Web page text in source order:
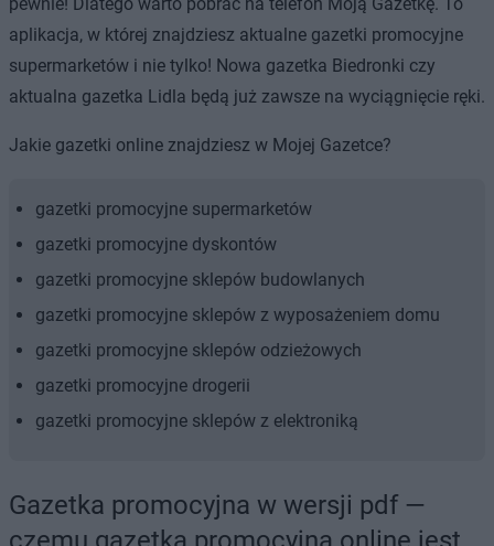
aplikacja, w której znajdziesz aktualne gazetki promocyjne
supermarketów i nie tylko! Nowa gazetka Biedronki czy
aktualna gazetka Lidla będą już zawsze na wyciągnięcie ręki.
Jakie gazetki online znajdziesz w Mojej Gazetce?
gazetki promocyjne supermarketów
gazetki promocyjne dyskontów
gazetki promocyjne sklepów budowlanych
gazetki promocyjne sklepów z wyposażeniem domu
gazetki promocyjne sklepów odzieżowych
gazetki promocyjne drogerii
gazetki promocyjne sklepów z elektroniką
Gazetka promocyjna w wersji pdf —